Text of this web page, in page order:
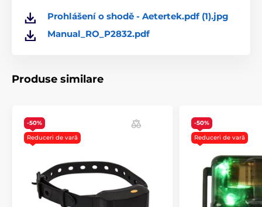
Receptoare pentru coliere Aetertek
Prohlášení o shodě - Aetertek.pdf (1).jpg
Manual_RO_P2832.pdf
Produse similare
-50%
Reduceri de vară
-50%
Reduceri de vară